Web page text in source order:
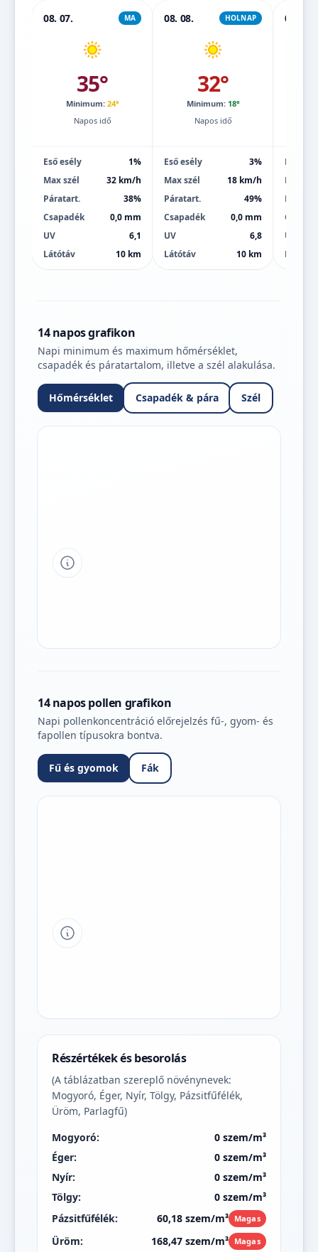
08. 07. MA
35°
Minimum: 24°
Napos idő
Eső esély
1%
Max szél
32 km/h
Páratart.
38%
Csapadék
0,0 mm
UV
6,1
Látótáv
10 km
08. 08. HOLNAP
32°
Minimum: 18°
Napos idő
Eső esély
3%
Max szél
18 km/h
Páratart.
49%
Csapadék
0,0 mm
UV
6,8
Látótáv
10 km
08. 09.
Eső
Max
UV
Látótáv
14 napos grafikon
Napi minimum és maximum hőmérséklet,
csapadék és páratartalom, illetve a szél alakulása.
Hőmérséklet Csapadék & pára Szél
Tipp a grafikon jelmagyarázatához
14 napos pollen grafikon
Napi pollenkoncentráció előrejelzés fű-, gyom- és
fapollen típusokra bontva.
Fű és gyomok Fák
Tipp a grafikon jelmagyarázatához
Részértékek és besorolás
(A táblázatban szereplő növénynevek:
Mogyoró, Éger, Nyír, Tölgy, Pázsitfűfélék,
Üröm, Parlagfű)
Mogyoró:
0 szem/m³
Éger:
0 szem/m³
Nyír:
0 szem/m³
Tölgy:
0 szem/m³
Pázsitfűfélék:
60,18 szem/m³ Magas
Üröm: 168,47 szem/m³ Magas